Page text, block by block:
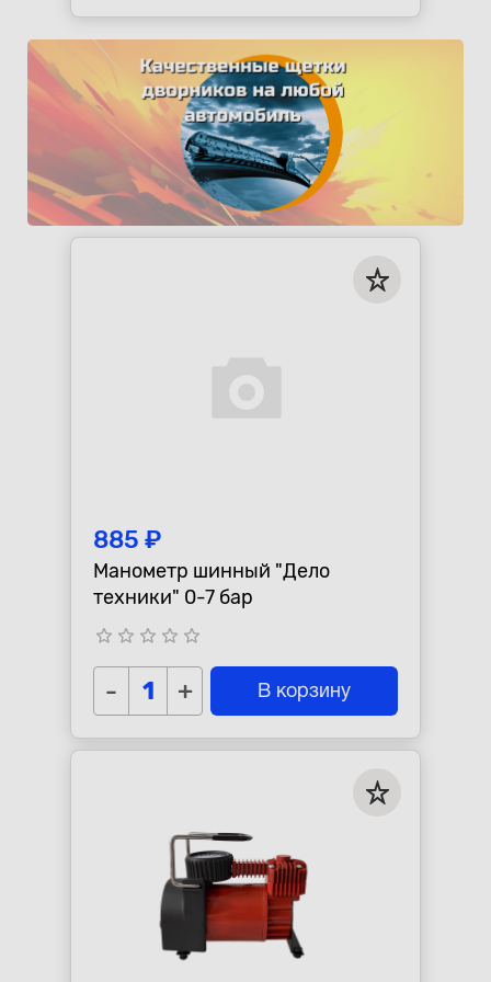
885 ₽
Манометр шинный "Дело
техники" 0-7 бар
star_border star_border star_border star_border star_border
- + В корзину